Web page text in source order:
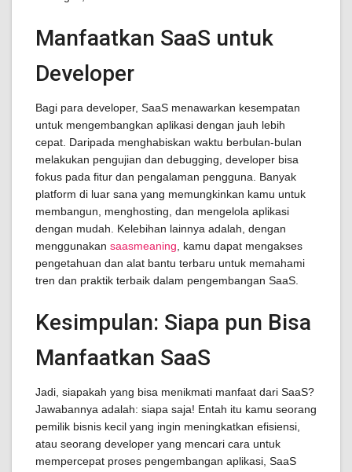
Manfaatkan SaaS untuk
Developer
Bagi para developer, SaaS menawarkan kesempatan
untuk mengembangkan aplikasi dengan jauh lebih
cepat. Daripada menghabiskan waktu berbulan-bulan
melakukan pengujian dan debugging, developer bisa
fokus pada fitur dan pengalaman pengguna. Banyak
platform di luar sana yang memungkinkan kamu untuk
membangun, menghosting, dan mengelola aplikasi
dengan mudah. Kelebihan lainnya adalah, dengan
menggunakan saasmeaning , kamu dapat mengakses
pengetahuan dan alat bantu terbaru untuk memahami
tren dan praktik terbaik dalam pengembangan SaaS.
Kesimpulan: Siapa pun Bisa
Manfaatkan SaaS
Jadi, siapakah yang bisa menikmati manfaat dari SaaS?
Jawabannya adalah: siapa saja! Entah itu kamu seorang
pemilik bisnis kecil yang ingin meningkatkan efisiensi,
atau seorang developer yang mencari cara untuk
mempercepat proses pengembangan aplikasi, SaaS